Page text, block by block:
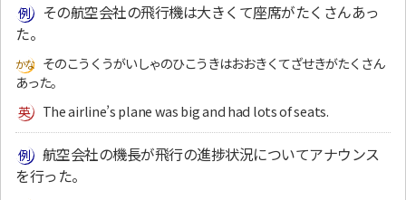
その航空会社の飛行機は大きくて座席がたくさんあっ
た。
そのこうくうがいしゃのひこうきはおおきくてざせきがたくさん
あった。
The airline’s plane was big and had lots of seats.
航空会社の機長が飛行の進捗状況についてアナウンス
を行った。